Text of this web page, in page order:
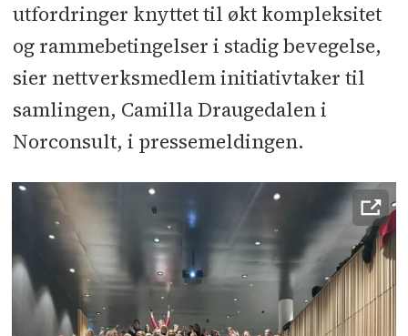
utfordringer knyttet til økt kompleksitet
og rammebetingelser i stadig bevegelse,
sier nettverksmedlem initiativtaker til
samlingen, Camilla Draugedalen i
Norconsult, i pressemeldingen.